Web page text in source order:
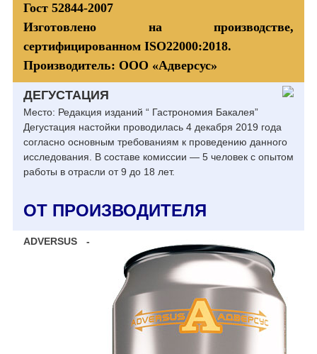
Гост 52844-2007
Изготовлено на производстве,
сертифицированном ISO22000:2018.
Производитель: ООО «Адверсус»
ДЕГУСТАЦИЯ
Место: Редакция изданий “ Гастрономия Бакалея”
Дегустация настойки проводилась 4 декабря 2019 года
согласно основным требованиям к проведению данного
исследования. В составе комиссии — 5 человек с опытом
работы в отрасли от 9 до 18 лет.
ОТ ПРОИЗВОДИТЕЛЯ
ADVERSUS -